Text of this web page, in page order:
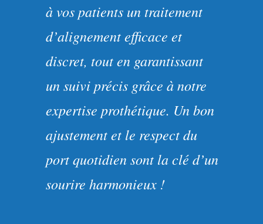
à vos patients un traitement
d’alignement efficace et
discret, tout en garantissant
un suivi précis grâce à notre
expertise prothétique. Un bon
ajustement et le respect du
port quotidien sont la clé d’un
sourire harmonieux !